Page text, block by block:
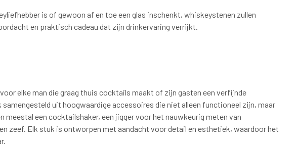
is of gewoon af en toe een glas inschenkt, whiskeystenen zullen
en praktisch cadeau dat zijn drinkervaring verrijkt.
elke man die graag thuis cocktails maakt of zijn gasten een verfijnde
uit hoogwaardige accessoires die niet alleen functioneel zijn, maar
meestal een cocktailshaker, een jigger voor het nauwkeurig meten van
zeef. Elk stuk is ontworpen met aandacht voor detail en esthetiek, waardoor het